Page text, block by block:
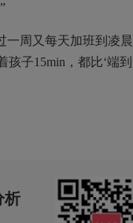
周又每天加班到凌
子15min，都比‘端
析